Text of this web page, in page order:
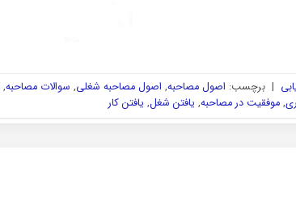
| برچسب: اصول مصاحبه, اصول مصاحبه شغلی, سوالات مصاحبه,
,موفقیت در مصاحبه, یافتن شغل, یافتن کار